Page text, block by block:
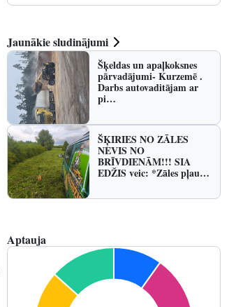
Jaunākie sludinājumi
Šķeldas un apaļkoksnes
pārvadājumi- Kurzemē .
Darbs autovaditājam ar
pi…
ŠĶIRIES NO ZĀLES
NEVIS NO
BRĪVDIENĀM!!! SIA
EDŽIS veic: *Zāles pļau…
Aptauja